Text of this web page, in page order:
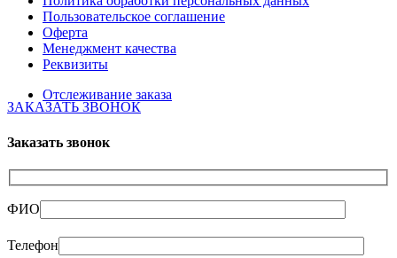
Пользовательское соглашение
Оферта
Менеджмент качества
Реквизиты
Отслеживание заказа
ЗАКАЗАТЬ ЗВОНОК
Заказать звонок
ФИО
Телефон